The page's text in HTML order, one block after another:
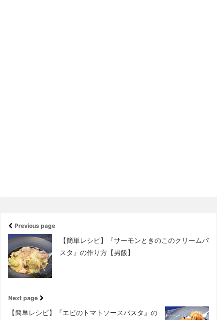
Previous page
【簡単レシピ】『サーモンときのこのクリームパ
スタ』の作り方【男飯】
Next page
【簡単レシピ】『エビのトマトソースパスタ』の